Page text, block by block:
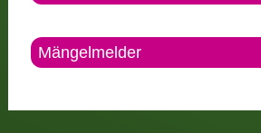
Mängelmelder